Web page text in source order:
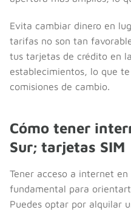
Evita cambiar dinero en
tarifas no son tan
tus tarjetas de crédito en
establecimientos, lo que
comisiones de cambio.
Cómo tener
Sur; tarjetas SIM
Tener acceso a internet en
fundamental para
Puedes optar por alquilar